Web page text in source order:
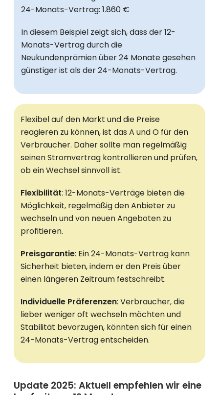
24-Monats-Vertrag: 1.860 €
In diesem Beispiel zeigt sich, dass der 12-
Monats-Vertrag durch die
Neukundenprämien über 24 Monate gesehen
günstiger ist als der 24-Monats-Vertrag.
Flexibel auf den Markt und die Preise
reagieren zu können, ist das A und O für den
Verbraucher. Daher sollte man regelmäßig
seinen Stromvertrag kontrollieren und prüfen,
ob ein Wechsel sinnvoll ist.
Flexibilität: 12-Monats-Verträge bieten die
Möglichkeit, regelmäßig den Anbieter zu
wechseln und von neuen Angeboten zu
profitieren.
Preisgarantie: Ein 24-Monats-Vertrag kann
Sicherheit bieten, indem er den Preis über
einen längeren Zeitraum festschreibt.
Individuelle Präferenzen: Verbraucher, die
lieber weniger oft wechseln möchten und
Stabilität bevorzugen, könnten sich für einen
24-Monats-Vertrag entscheiden.
Update 2025: Aktuell empfehlen wir eine